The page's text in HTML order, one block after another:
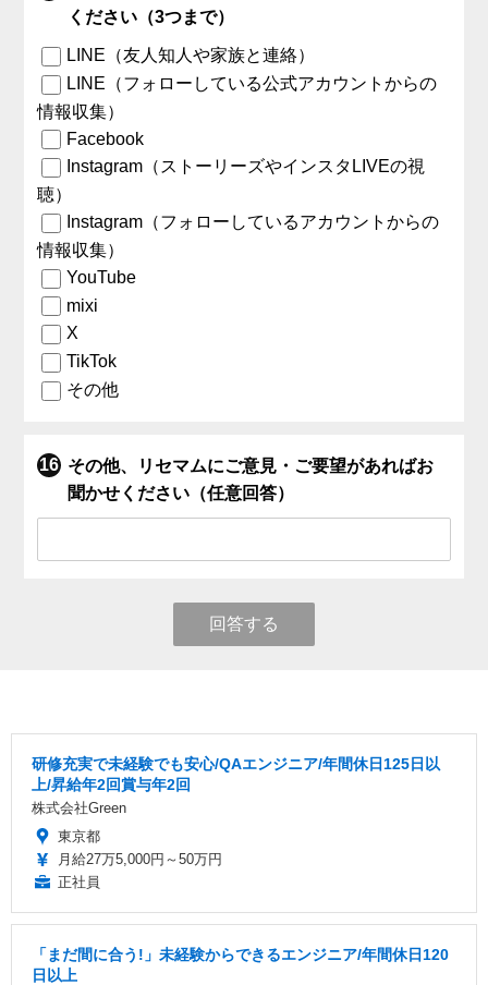
ください（3つまで）
LINE（友人知人や家族と連絡）
LINE（フォローしている公式アカウントからの
情報収集）
Facebook
Instagram（ストーリーズやインスタLIVEの視
聴）
Instagram（フォローしているアカウントからの
情報収集）
YouTube
mixi
X
TikTok
その他
その他、リセマムにご意見・ご要望があればお
聞かせください（任意回答）
回答する
研修充実で未経験でも安心/QAエンジニア/年間休日125日以
上/昇給年2回賞与年2回
株式会社Green
東京都
月給27万5,000円～50万円
正社員
「まだ間に合う!」未経験からできるエンジニア/年間休日120
日以上